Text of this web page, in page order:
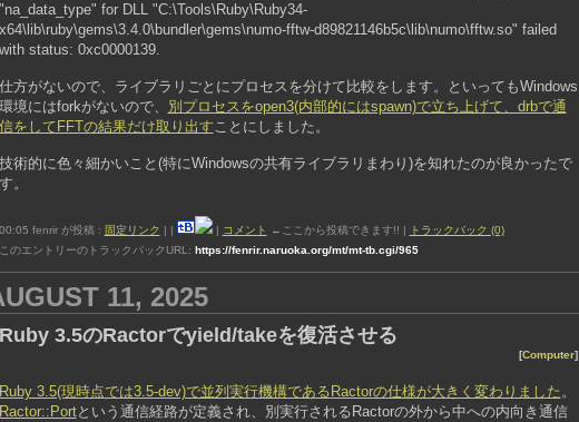
"na_data_type" for DLL "C:\Tools\Ruby\Ruby34-
x64\lib\ruby\gems\3.4.0\bundler\gems\numo-fftw-d89821146b5c\lib\numo\fftw.so" failed
with status: 0xc0000139.
仕方がないので、ライブラリごとにプロセスを分けて比較をします。といってもWindows
環境にはforkがないので、 別プロセスをopen3(内部的にはspawn)で立ち上げて、drbで通
信をしてFFTの結果だけ取り出すことにしました。
技術的に色々細かいこと(特にWindowsの共有ライブラリまわり)を知れたのが良かったで
す。
00:05 fenrir が投稿 : 固定リンク | | | コメント ←ここから投稿できます!! |
トラックバック (0)
このエントリーのトラックバックURL: https://fenrir.naruoka.org/mt/mt-tb.cgi/965
11, 2025
Ruby 3.5のRactorでyield/takeを復活させる
[Computer]
Ruby 3.5(現時点では3.5-dev)で並列実行機構であるRactorの仕様が大きく変わりました。
Ractor::Portという通信経路が定義され、別実行されるRactorの外から中への内向き通信